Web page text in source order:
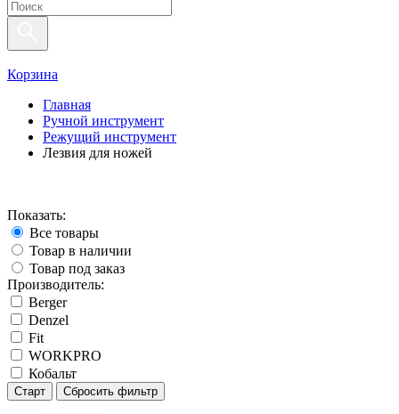
Корзина
Главная
Ручной инструмент
Режущий инструмент
Лезвия для ножей
Показать:
Все товары
Товар в наличии
Товар под заказ
Производитель:
Berger
Denzel
Fit
WORKPRO
Кобальт
Старт Сбросить фильтр